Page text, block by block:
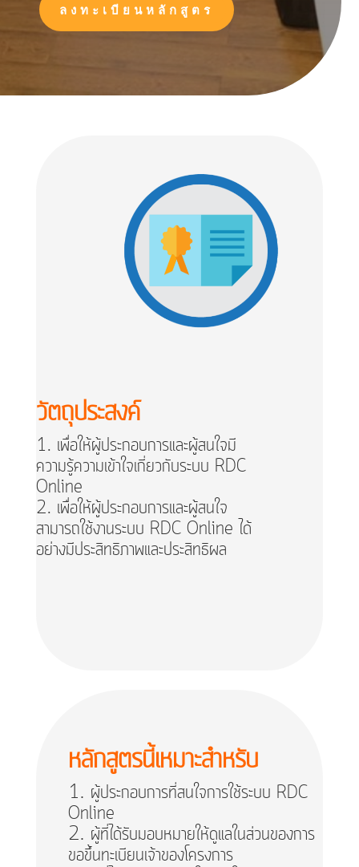
ลงทะเบียนหลักสูตร
วัตถุประสงค์
เพื่อให้ผู้ประกอบการและผู้สนใจมี
ความรู้ความเข้าใจเกี่ยวกับระบบ RDC
Online
เพื่อให้ผู้ประกอบการและผู้สนใจ
สามารถใช้งานระบบ RDC Online ได้
อย่างมีประสิทธิภาพและประสิทธิผล
หลักสูตรนี้เหมาะสำหรับ
ผู้ประกอบการที่สนใจการใช้ระบบ RDC
Online
ผู้ที่ได้รับมอบหมายให้ดูแลในส่วนของการ
ขอขึ้นทะเบียนเจ้าของโครงการ